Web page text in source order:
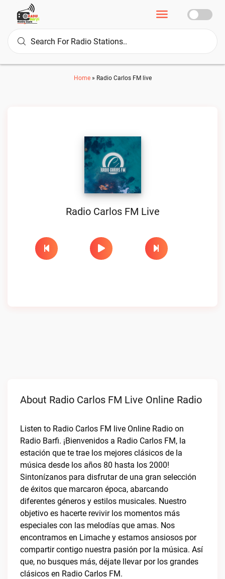
Home» Radio Carlos FM live
Radio Carlos FM Live
About Radio Carlos FM Live Online Radio
Listen to Radio Carlos FM live Online Radio on
Radio Barfi. ¡Bienvenidos a Radio Carlos FM, la
estación que te trae los mejores clásicos de la
música desde los años 80 hasta los 2000!
Sintonízanos para disfrutar de una gran selección
de éxitos que marcaron época, abarcando
diferentes géneros y estilos musicales. Nuestro
objetivo es hacerte revivir los momentos más
especiales con las melodías que amas. Nos
encontramos en Limache y estamos ansiosos por
compartir contigo nuestra pasión por la música. Así
que, no busques más, déjate llevar por los grandes
clásicos en Radio Carlos FM.